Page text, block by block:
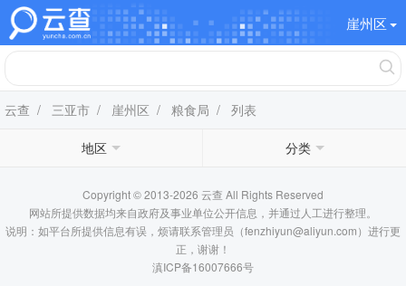
崖州区
云查 / 三亚市 / 崖州区 / 粮食局 / 列表
地区 分类
Copyright © 2013-2026 云查 All Rights Reserved
网站所提供数据均来自政府及事业单位公开信息，并通过人工进行整理。
说明：如平台所提供信息有误，烦请联系管理员（fenzhiyun@aliyun.com）进行更
正，谢谢！
滇ICP备16007666号